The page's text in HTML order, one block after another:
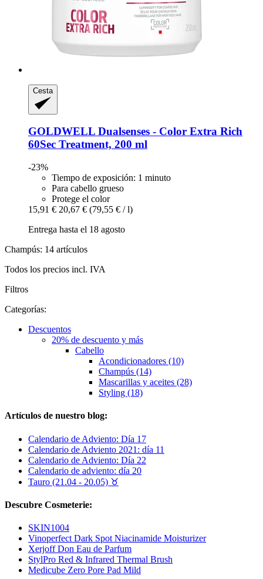
Cesta
GOLDWELL Dualsenses -​ Color Extra Rich
60Sec Treatment, 200 ml
-23%
Tiempo de exposición: 1 minuto
Para cabello grueso
Protege el color
15,91 € 20,67 € (79,55 € / l)
Entrega hasta el 18 agosto
Champús: 14 artículos
Todos los precios incl. IVA
Filtros
Categorías:
Descuentos
20% de descuento y más
Cabello
Acondicionadores (10)
Champús (14)
Mascarillas y aceites (28)
Styling (18)
Artículos de nuestro blog:
Calendario de Adviento: Día 17
Calendario de Adviento 2021: día 11
Calendario de Adviento: Día 22
Calendario de adviento: día 20
Tauro (21.04 - 20.05) ♉︎
Descubre Cosmeterie:
SKIN1004
Vinoperfect Dark Spot Niacinamide Moisturizer
Xerjoff Don Eau de Parfum
StylPro Red & Infrared Thermal Brush
Medicube Zero Pore Pad Mild